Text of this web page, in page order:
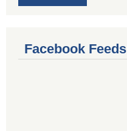
Facebook Feeds